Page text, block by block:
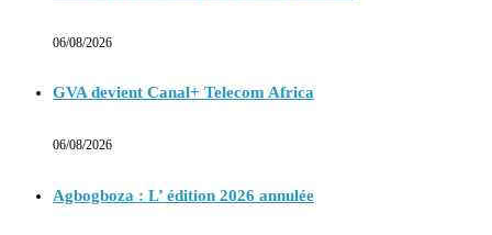
06/08/2026
GVA devient Canal+ Telecom Africa
06/08/2026
Agbogboza : L’ édition 2026 annulée